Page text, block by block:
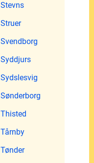
Stevns
Struer
Svendborg
Syddjurs
Sydslesvig
Sønderborg
Thisted
Tårnby
Tønder